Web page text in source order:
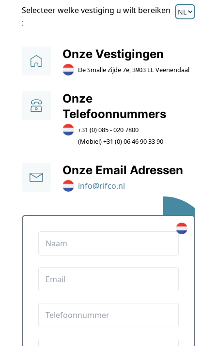
Selecteer welke vestiging u wilt bereiken
:
Onze Vestigingen
De Smalle Zijde 7e, 3903 LL Veenendaal
Onze
Telefoonnummers
+31 (0) 085 - 020 7800
(Mobiel) +31 (0) 06 46 90 33 90
Onze Email Adressen
info@rifco.nl